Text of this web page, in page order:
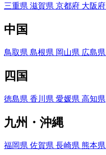
三重県 滋賀県 京都府 大阪府
中国
鳥取県 島根県 岡山県 広島県
四国
徳島県 香川県 愛媛県 高知県
九州・沖縄
福岡県 佐賀県 長崎県 熊本県